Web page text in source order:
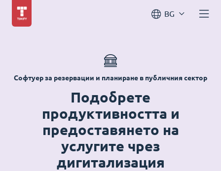
BG
Софтуер за резервации и планиране в публичния сектор
Подобрете
продуктивността и
предоставянето на
услугите чрез
дигитализация